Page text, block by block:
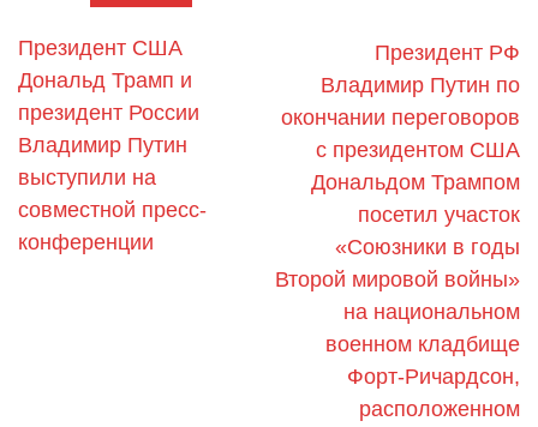
Президент США
Дональд Трамп и
президент России
Владимир Путин
выступили на
совместной пресс-
конференции
Президент РФ
Владимир Путин по
окончании переговоров
с президентом США
Дональдом Трампом
посетил участок
«Союзники в годы
Второй мировой войны»
на национальном
военном кладбище
Форт-Ричардсон,
расположенном